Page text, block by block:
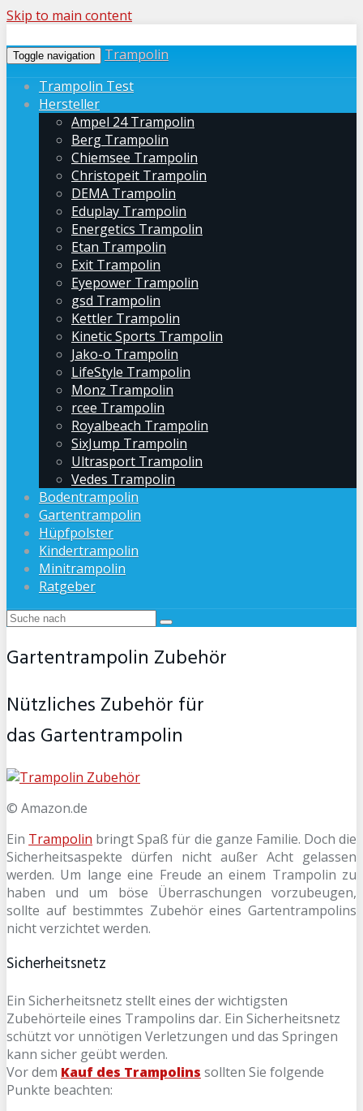
Skip to main content
Toggle navigation
Trampolin
Trampolin Test
Hersteller
Ampel 24 Trampolin
Berg Trampolin
Chiemsee Trampolin
Christopeit Trampolin
DEMA Trampolin
Eduplay Trampolin
Energetics Trampolin
Etan Trampolin
Exit Trampolin
Eyepower Trampolin
gsd Trampolin
Kettler Trampolin
Kinetic Sports Trampolin
Jako-o Trampolin
LifeStyle Trampolin
Monz Trampolin
rcee Trampolin
Royalbeach Trampolin
SixJump Trampolin
Ultrasport Trampolin
Vedes Trampolin
Bodentrampolin
Gartentrampolin
Hüpfpolster
Kindertrampolin
Minitrampolin
Ratgeber
Gartentrampolin Zubehör
Nützliches Zubehör für
das Gartentrampolin
© Amazon.de
Ein Trampolin bringt Spaß für die ganze Familie. Doch die
Sicherheitsaspekte dürfen nicht außer Acht gelassen
werden. Um lange eine Freude an einem Trampolin zu
haben und um böse Überraschungen vorzubeugen,
sollte auf bestimmtes Zubehör eines Gartentrampolins
nicht verzichtet werden.
Sicherheitsnetz
Ein Sicherheitsnetz stellt eines der wichtigsten
Zubehörteile eines Trampolins dar. Ein Sicherheitsnetz
schützt vor unnötigen Verletzungen und das Springen
kann sicher geübt werden.
Vor dem Kauf des Trampolins sollten Sie folgende
Punkte beachten: